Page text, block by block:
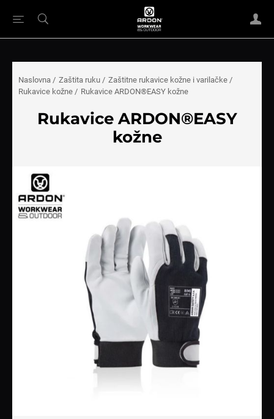
Naslovna / Zaštita ruku / Zaštitne rukavice kožne i varilačke /
Rukavice kožne / Rukavice ARDON®EASY kožne
Rukavice ARDON®EASY
kožne